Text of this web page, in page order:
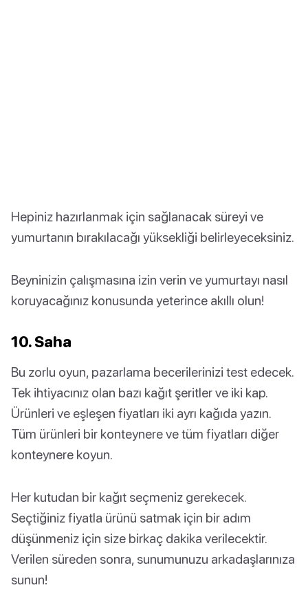
Hepiniz hazırlanmak için sağlanacak süreyi ve
yumurtanın bırakılacağı yüksekliği belirleyeceksiniz.
Beyninizin çalışmasına izin verin ve yumurtayı nasıl
koruyacağınız konusunda yeterince akıllı olun!
10. Saha
Bu zorlu oyun, pazarlama becerilerinizi test edecek.
Tek ihtiyacınız olan bazı kağıt şeritler ve iki kap.
Ürünleri ve eşleşen fiyatları iki ayrı kağıda yazın.
Tüm ürünleri bir konteynere ve tüm fiyatları diğer
konteynere koyun.
Her kutudan bir kağıt seçmeniz gerekecek.
Seçtiğiniz fiyatla ürünü satmak için bir adım
düşünmeniz için size birkaç dakika verilecektir.
Verilen süreden sonra, sunumunuzu arkadaşlarınıza
sunun!